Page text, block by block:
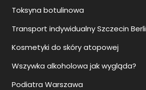
Toksyna botulinowa
Transport indywidualny Szczecin
Kosmetyki do skóry atopowej
Wszywka alkoholowa jak wygląda?
Podiatra Warszawa